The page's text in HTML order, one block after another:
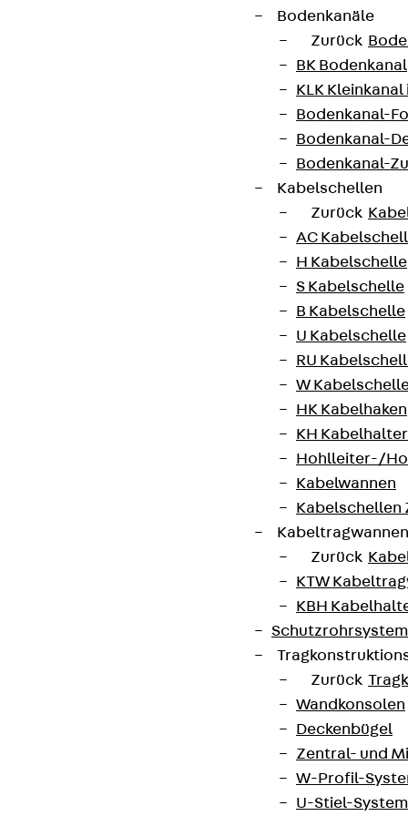
Bodenkanäle
Zurück
BK Bodenkanal
KLK
Bodenkanal-
Bodenkanal-
Bodenkanal-
Kabelschellen
Zurück
AC
H Kabelschelle
S Kabelschelle
B Kabelschelle
U Kabelschelle
RU
W
HK Kabelhaken
KH Kabelhalter
Hohlleiter-/
Kabelwannen
Kabelschellen
Zurück
KTW
KBH
Zurück
Wandkonsolen
Deckenbügel
Zentral- und
W-Profil-
U-Stiel-System
Partner von Anfang bis Zukunft.